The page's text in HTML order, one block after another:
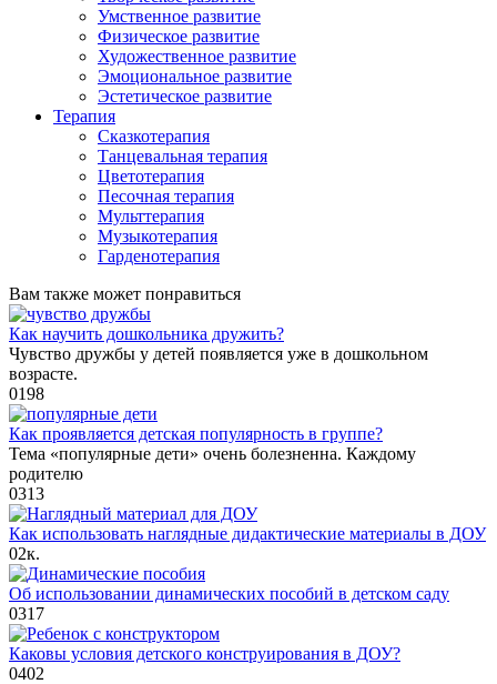
Умственное развитие
Физическое развитие
Художественное развитие
Эмоциональное развитие
Эстетическое развитие
Терапия
Сказкотерапия
Танцевальная терапия
Цветотерапия
Песочная терапия
Мульттерапия
Музыкотерапия
Гарденотерапия
Вам также может понравиться
Как научить дошкольника дружить?
Чувство дружбы у детей появляется уже в дошкольном
возрасте.
0198
Как проявляется детская популярность в группе?
Тема «популярные дети» очень болезненна. Каждому
родителю
0313
Как использовать наглядные дидактические материалы в ДОУ
02к.
Об использовании динамических пособий в детском саду
0317
Каковы условия детского конструирования в ДОУ?
0402